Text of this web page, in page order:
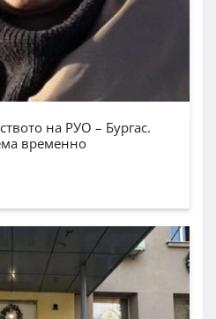
на РУО – Бургас.
временно